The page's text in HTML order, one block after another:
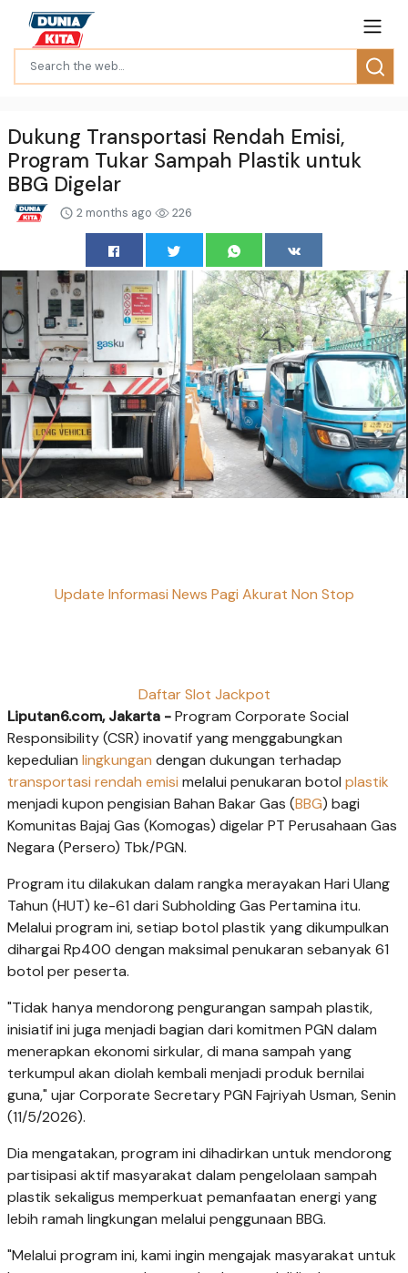
Dukung Transportasi Rendah Emisi,
Program Tukar Sampah Plastik untuk
BBG Digelar
2 months ago 226
Update Informasi News Pagi Akurat Non Stop
Daftar Slot Jackpot
Liputan6.com, Jakarta -Program Corporate Social
Responsibility (CSR) inovatif yang menggabungkan
kepedulian lingkungan dengan dukungan terhadap
transportasi rendah emisi melalui penukaran botol plastik
menjadi kupon pengisian Bahan Bakar Gas (BBG) bagi
Komunitas Bajaj Gas (Komogas) digelar PT Perusahaan Gas
Negara (Persero) Tbk/PGN.
Program itu dilakukan dalam rangka merayakan Hari Ulang
Tahun (HUT) ke-61 dari Subholding Gas Pertamina itu.
Melalui program ini, setiap botol plastik yang dikumpulkan
dihargai Rp400 dengan maksimal penukaran sebanyak 61
botol per peserta.
"Tidak hanya mendorong pengurangan sampah plastik,
inisiatif ini juga menjadi bagian dari komitmen PGN dalam
menerapkan ekonomi sirkular, di mana sampah yang
terkumpul akan diolah kembali menjadi produk bernilai
guna," ujar Corporate Secretary PGN Fajriyah Usman, Senin
(11/5/2026).
Dia mengatakan, program ini dihadirkan untuk mendorong
partisipasi aktif masyarakat dalam pengelolaan sampah
plastik sekaligus memperkuat pemanfaatan energi yang
lebih ramah lingkungan melalui penggunaan BBG.
"Melalui program ini, kami ingin mengajak masyarakat untuk